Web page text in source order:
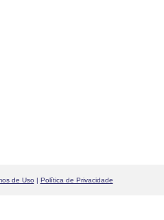
de Uso | Política de Privacidade